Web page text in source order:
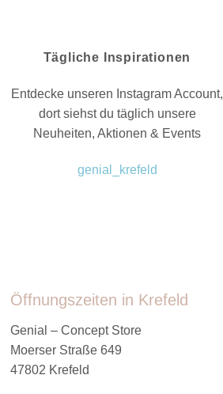
Tägliche Inspirationen
Entdecke unseren Instagram Account,
dort siehst du täglich unsere
Neuheiten, Aktionen & Events
genial_krefeld
Öffnungszeiten in Krefeld
Genial – Concept Store
Moerser Straße 649
47802 Krefeld